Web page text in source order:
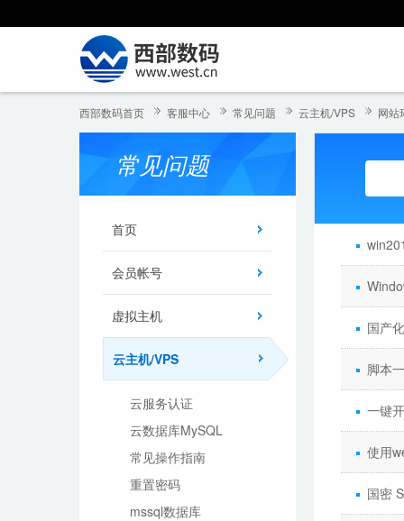
西部数码首页 客服中心 常见问题 云主机/VPS 网站
常见问题
首页
会员帐号
虚拟主机
云主机/VPS
云服务认证
云数据库MySQL
常见操作指南
重置密码
mssql数据库
国产
脚本
一键
使用
国密